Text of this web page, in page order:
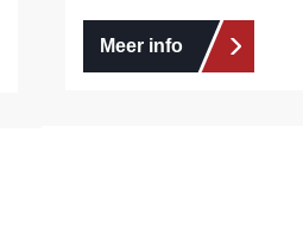
Meer info